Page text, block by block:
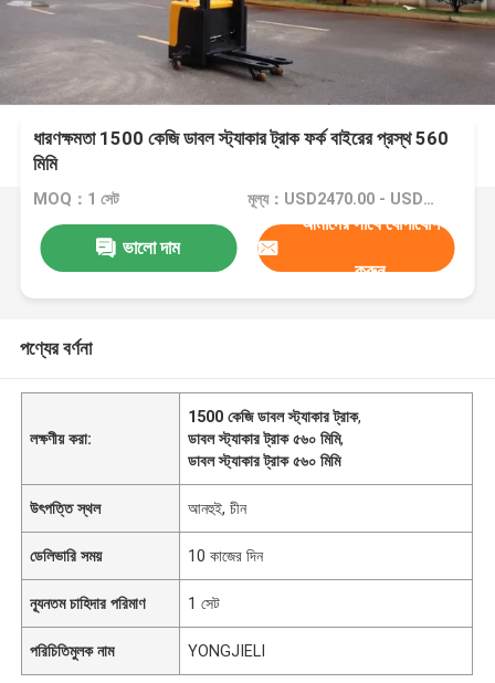
ধারণক্ষমতা 1500 কেজি ডাবল স্ট্যাকার ট্রাক ফর্ক বাইরের প্রস্থ 560
মিমি
MOQ：1 সেট মূল্য：USD2470.00 - USD4700.00
ভালো দাম
আমাদের সাথে যোগাযোগ
করুন
পণ্যের বর্ণনা
লক্ষণীয় করা:
1500 কেজি ডাবল স্ট্যাকার ট্রাক,
ডাবল স্ট্যাকার ট্রাক ৫৬০ মিমি,
ডাবল স্ট্যাকার ট্রাক ৫৬০ মিমি
উৎপত্তি স্থল আনহুই, চীন
ডেলিভারি সময় 10 কাজের দিন
ন্যূনতম চাহিদার পরিমাণ 1 সেট
পরিচিতিমুলক নাম YONGJIELI